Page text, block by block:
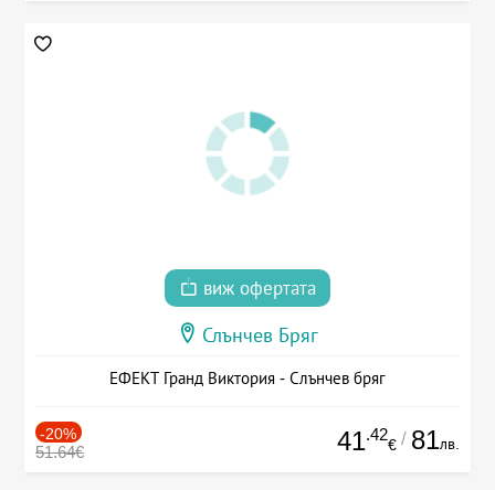
виж офертата
Слънчев Бряг
ЕФЕКТ Гранд Виктория - Слънчев бряг
-20%
51.64€ 41.42
€ / 81лв.